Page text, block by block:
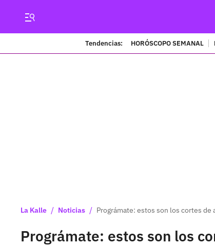
Tendencias: HORÓSCOPO SEMANAL
La Kalle / Noticias / Prográmate: estos son los cortes de
Prográmate: estos son los